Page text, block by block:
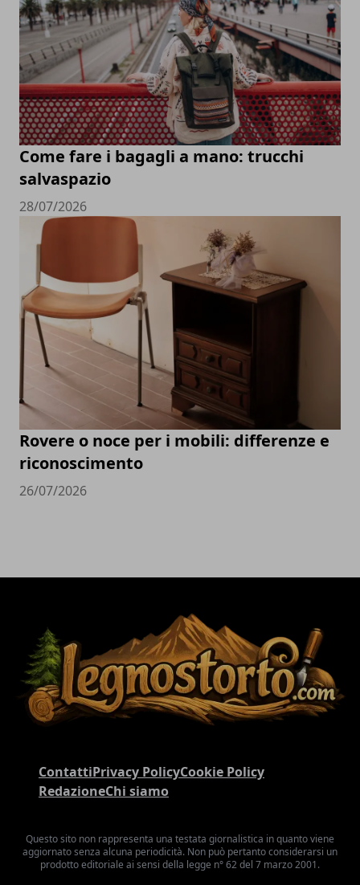
Come fare i bagagli a mano: trucchi
salvaspazio
28/07/2026
Rovere o noce per i mobili: differenze e
riconoscimento
26/07/2026
ContattiPrivacy PolicyCookie Policy
RedazioneChi siamo
Questo sito non rappresenta una testata giornalistica in quanto viene
aggiornato senza alcuna periodicità. Non può pertanto considerarsi un
prodotto editoriale ai sensi della legge n° 62 del 7 marzo 2001.